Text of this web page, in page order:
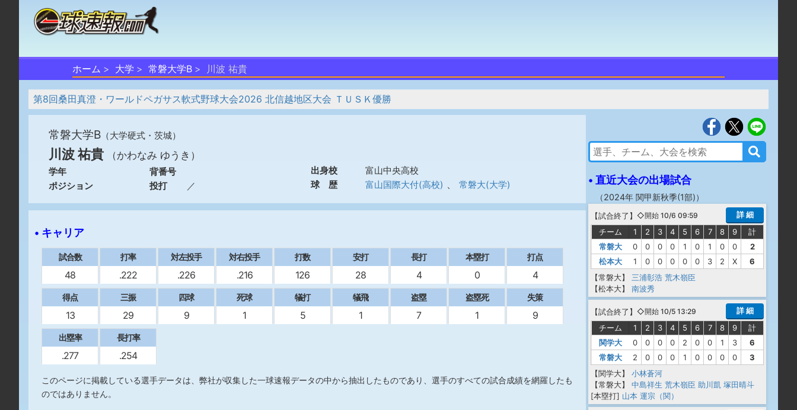
ホーム 大学 常磐大学B 川波 祐貴
第8回桑田真澄・ワールドペガサス軟式野球大会2026 北信越地区大会 ＴＵＳＫ優勝
常磐大学B （大学硬式・茨城）
川波 祐貴 （かわなみ ゆうき）
学年
背番号
ポジション
投打 ／
出身校
富山中央高校
球 歴
富山国際大付(高校) 、 常磐大(大学)
• キャリア
試合数
48
打率
.222
対左投手
.226
対右投手
.216
打数
126
安打
28
長打
4
本塁打
0
打点
4
得点
13
三振
29
四球
9
死球
1
犠打
5
犠飛
1
盗塁
7
盗塁死
1
失策
9
出塁率
.277
長打率
.254
このページに掲載している選手データは、弊社が収集した一球速報データの中から抽出したものであり、選手のすべての試合成績を網羅したも
のではありません。
• 直近大会の出場試合
（2024年 関甲新秋季(1部)）
【試合終了 】 ◇開始 10/6 09:59
詳 細
チーム
1 2 3 4 5 6 7 8 9
計
常磐大
0 0 0 0 1 0 1 0 0
2
松本大
1 0 0 0 0 0 3 2 X
6
【常磐大】
三浦彰浩 荒木嶺臣
【松本大】
南波秀
【試合終了 】 ◇開始 10/5 13:29
詳 細
チーム
1 2 3 4 5 6 7 8 9
計
関学大
0 0 0 0 2 0 0 1 3
6
常磐大
2 0 0 0 1 0 0 0 0
3
【関学大】
小林蒼河
【常磐大】
中島祥生 荒木嶺臣 助川凱 塚田晴斗
[本塁打] 山本 運宗（関）